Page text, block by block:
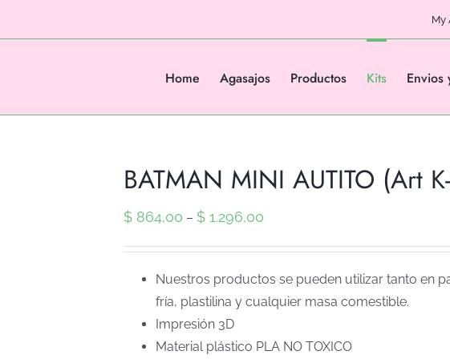
My
Home Agasajos Productos Kits Envios
BATMAN MINI AUTITO (Art
$ 864,00 – $ 1.296,00
Nuestros productos se pueden utilizar tanto en
fría, plastilina y cualquier masa comestible.
Impresión 3D
Material plástico PLA NO TOXICO